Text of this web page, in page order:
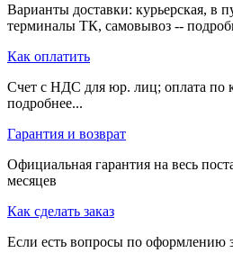
Варианты доставки: курьерская, в
терминалы ТК, самовывоз --
Как оплатить
Счет с НДС для юр. лиц; оплата по
подробнее...
Гарантия и возврат
Официальная гарантия на весь
месяцев
Как сделать заказ
Если есть вопросы по оформлению